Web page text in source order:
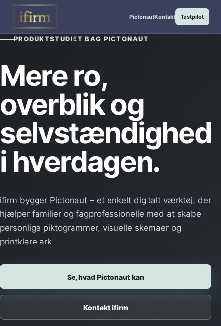
PictonautKontakt Testpilot
PRODUKTSTUDIET BAG PICTONAUT
Mere ro,
overblik og
selvstændighed
i hverdagen.
ifirm bygger Pictonaut – et enkelt digitalt værktøj, der
hjælper familier og fagprofessionelle med at skabe
personlige piktogrammer, visuelle skemaer og
printklare ark.
Se, hvad Pictonaut kan
Kontakt ifirm